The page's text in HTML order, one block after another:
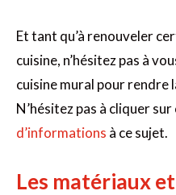
Et tant qu’à renouveler
cuisine, n’hésitez pas à
cuisine mural pour rendre
N’hésitez pas à cliquer
d’informations à ce sujet.
Les matériaux